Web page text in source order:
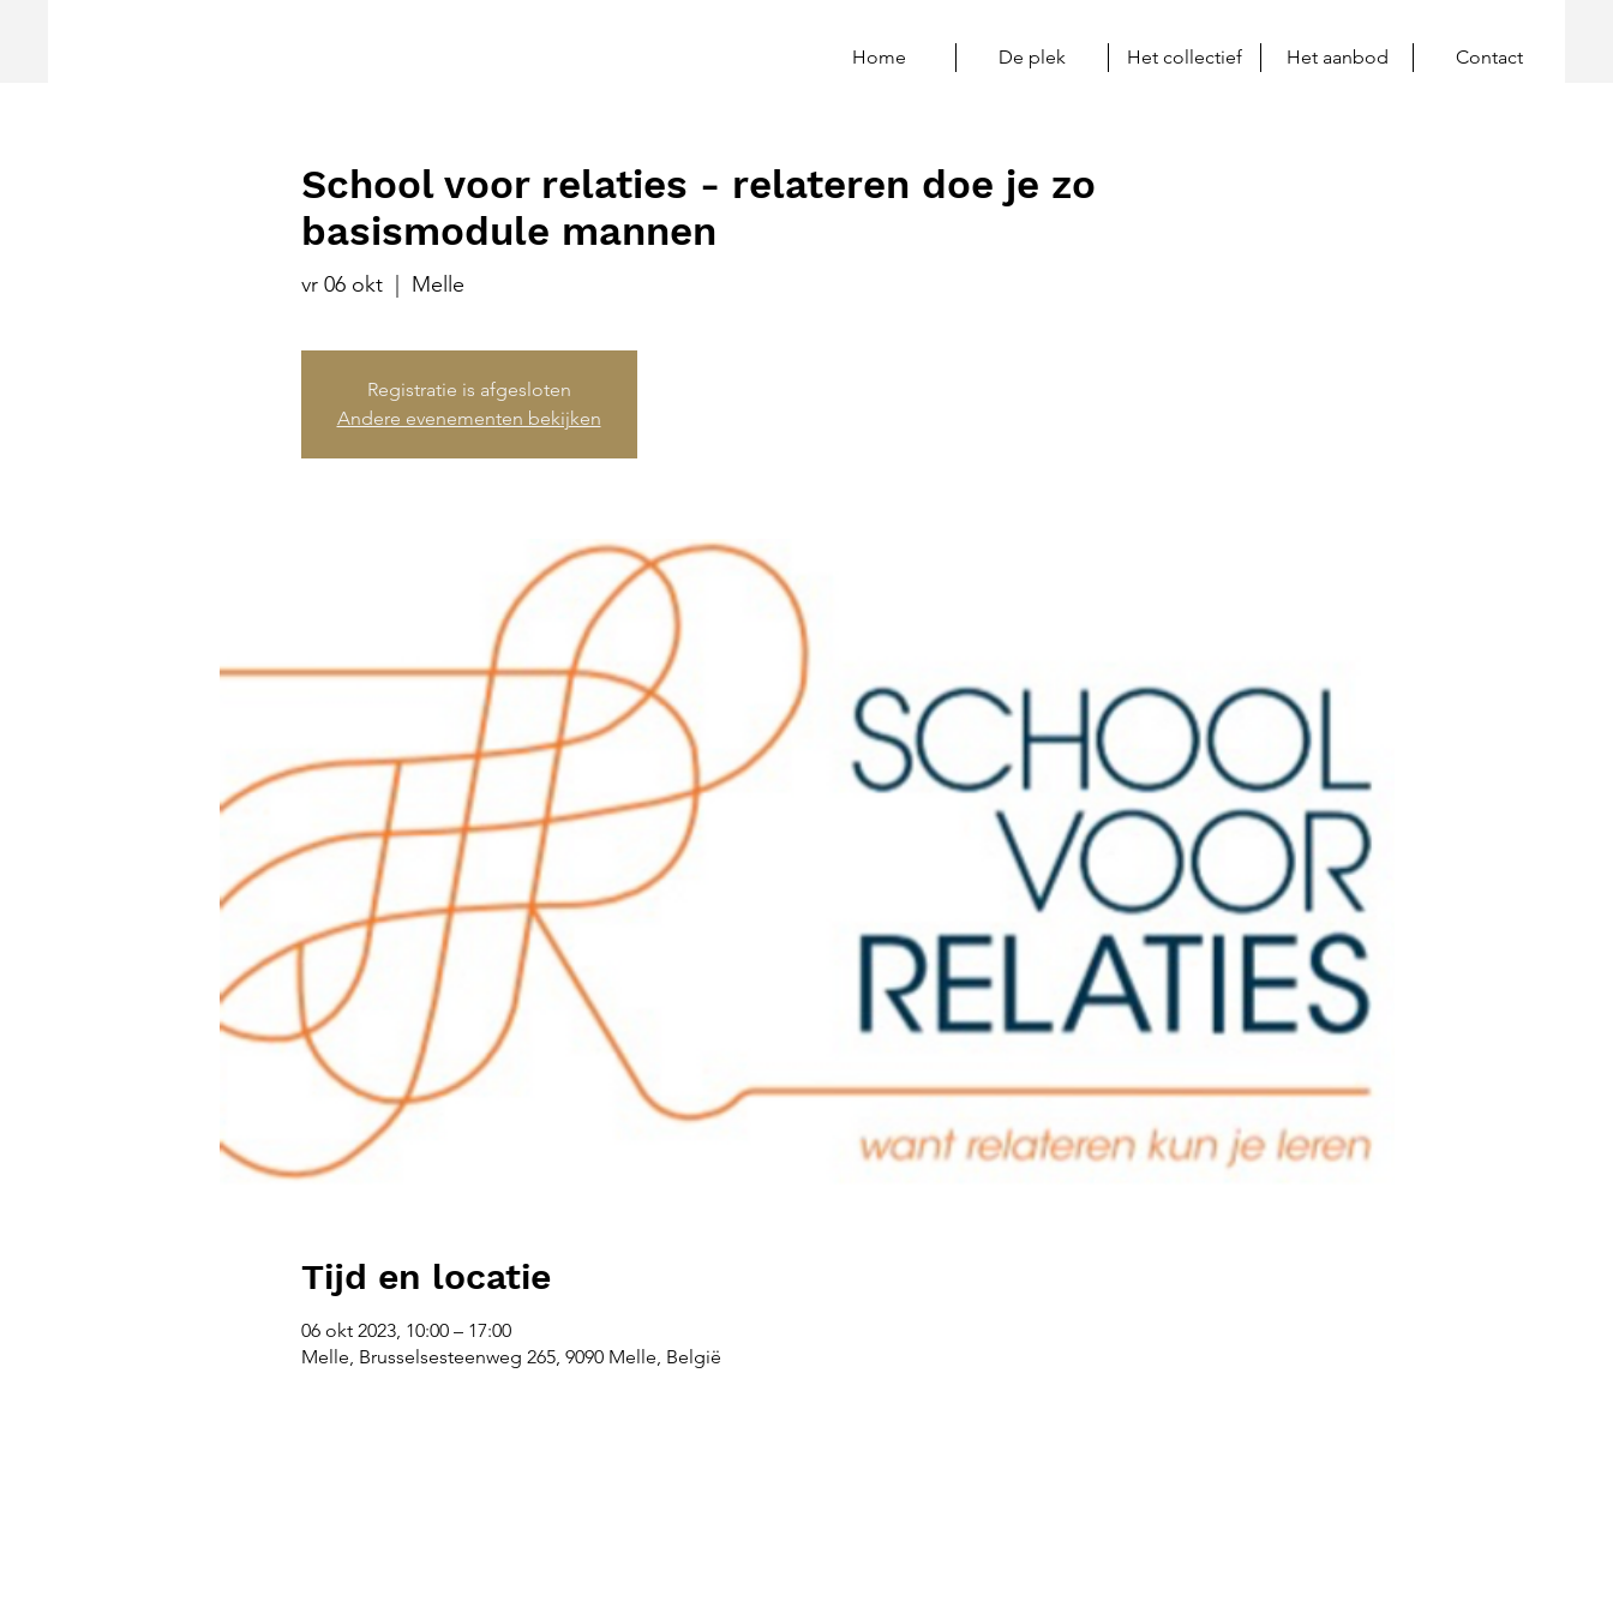
Home De plek Het collectief Het aanbod Contact
School voor relaties - relateren doe je zo
basismodule mannen
vr 06 okt
  |
Melle
Registratie is afgesloten
Andere evenementen bekijken
Tijd en locatie
06 okt 2023, 10:00 – 17:00
Melle, Brusselsesteenweg 265, 9090 Melle, België